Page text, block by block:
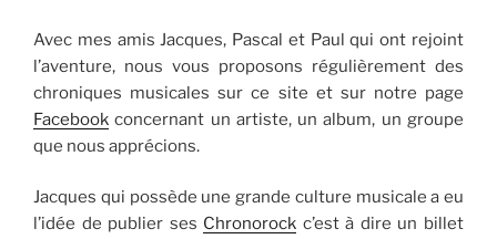
Avec mes amis Jacques, Pascal et Paul qui ont rejoint
l’aventure, nous vous proposons régulièrement des
chroniques musicales sur ce site et sur notre page
Facebook concernant un artiste, un album, un groupe
que nous apprécions.
Jacques qui possède une grande culture musicale a eu
l’idée de publier ses Chronorock c’est à dire un billet